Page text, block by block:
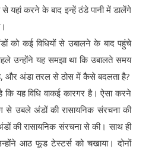
यहां करने के बाद इन्हें ठंडे पानी में डालेंगे
को कई विधियों से उबालने के बाद पहुंचे
उन्होंने यह समझा था कि उबालते समय
और अंडा तरल से ठोस में कैसे बदलता है?
कि यह विधि वाकई कारगर है। ऐसा करने
से उबले अंडों की रासायनिक संरचना की
की रासायनिक संरचना से की। साथ ही
आठ फूड टेस्टर्स को चखाया। दोनों